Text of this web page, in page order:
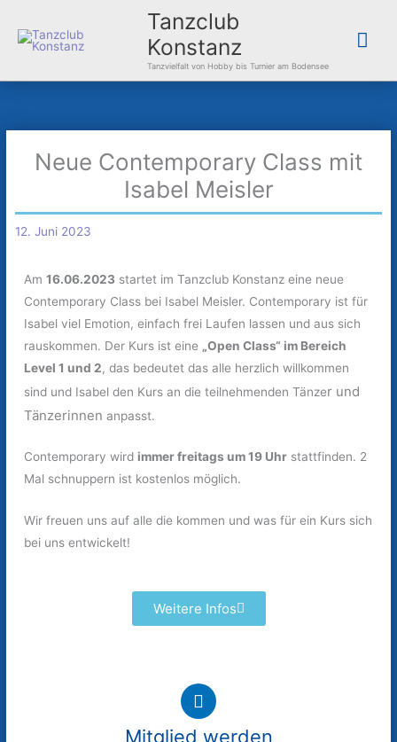
Inhalt
springen
Tanzclub
Konstanz
Tanzvielfalt von Hobby bis Turnier am Bodensee
Neue Contemporary Class mit
Isabel Meisler
12. Juni 2023
Am16.06.2023 startet im Tanzclub Konstanz eine neue
Contemporary Class bei Isabel Meisler. Contemporary ist für
Isabel viel Emotion, einfach frei Laufen lassen und aus sich
rauskommen. Der Kurs ist eine „Open Class“ im Bereich
Level 1 und 2, das bedeutet das alle herzlich willkommen
sind und Isabel den Kurs an die teilnehmenden Tänzer und
Tänzerinnen anpasst.
Contemporary wird immer freitags um 19 Uhr stattfinden. 2
Mal schnuppern ist kostenlos möglich.
Wir freuen uns auf alle die kommen und was für ein Kurs sich
bei uns entwickelt!
Weitere Infos
Mitglied werden